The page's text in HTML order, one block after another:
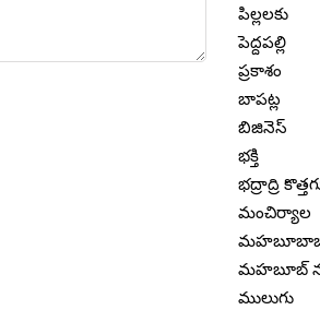
పిల్లలకు
పెద్దపల్లి
ప్రకాశం
బాపట్ల
బిజినెస్
భక్తి
భద్రాద్రి
మంచిర్యాల
మహబూబ్
ములుగు